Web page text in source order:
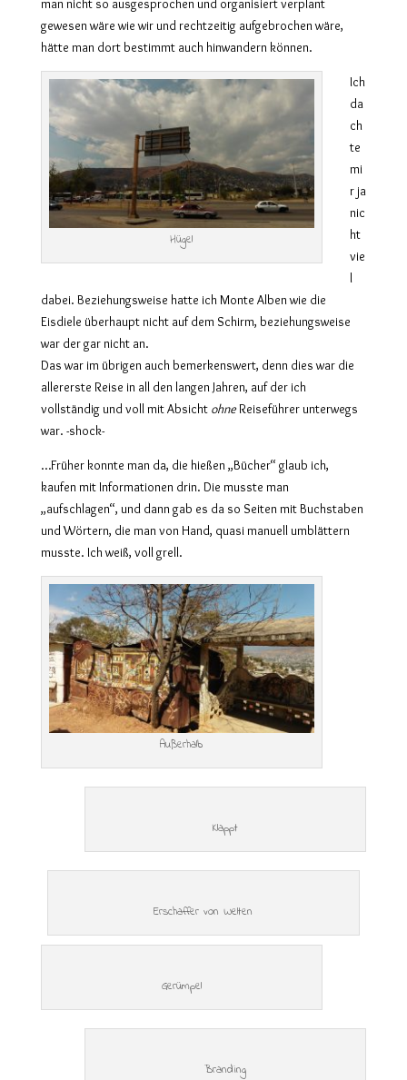
gewesen wäre wie wir und rechtzeitig aufgebrochen wäre,
hätte man dort bestimmt auch hinwandern können.
Hügel
Ich
da
ch
te
mi
r ja
nic
ht
vie
l
dabei. Beziehungsweise hatte ich Monte Alben wie die
Eisdiele überhaupt nicht auf dem Schirm, beziehungsweise
war der gar nicht an.
Das war im übrigen auch bemerkenswert, denn dies war die
allererste Reise in all den langen Jahren, auf der ich
vollständig und voll mit Absicht ohneReiseführer unterwegs
war. -shock-
…Früher konnte man da, die hießen „Bücher“ glaub ich,
kaufen mit Informationen drin. Die musste man
„aufschlagen“, und dann gab es da so Seiten mit Buchstaben
und Wörtern, die man von Hand, quasi manuell umblättern
musste. Ich weiß, voll grell.
Außerhalb
Klappt
Erschaffer von Welten
Gerümpel
Branding